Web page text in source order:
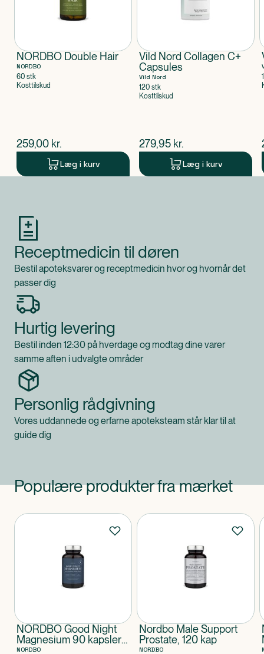
NORDBO Double Hair
NORDBO
60 stk
Kosttilskud
$nuværende pris
259,00 kr.
Læg i kurv
Vild Nord Collagen C+
Capsules
Vild Nord
120 stk
Kosttilskud
$nuværende pris
279,95 kr.
Læg i kurv
Receptmedicin til døren
Bestil apoteksvarer og receptmedicin hvor og hvornår det
passer dig
Hurtig levering
Bestil inden 12:30 på hverdage og modtag dine varer
samme aften i udvalgte områder
Personlig rådgivning
Vores uddannede og erfarne apoteksteam står klar til at
guide dig
Populære produkter fra mærket
Produkter
NORDBO Good Night
Magnesium 90 kapsler
VEGAN
NORDBO
Nordbo Male Support
Prostate, 120 kap
NORDBO